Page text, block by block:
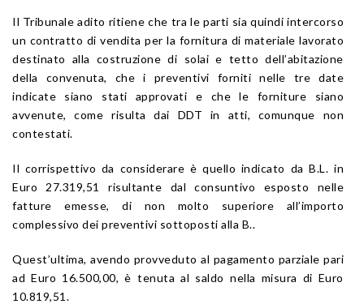
Il Tribunale adito ritiene che tra le parti sia quindi intercorso
un contratto di vendita per la fornitura di materiale lavorato
destinato alla costruzione di solai e tetto dell’abitazione
della convenuta, che i preventivi forniti nelle tre date
indicate siano stati approvati e che le forniture siano
avvenute, come risulta dai DDT in atti, comunque non
contestati.
Il corrispettivo da considerare è quello indicato da B.L. in
Euro 27.319,51 risultante dal consuntivo esposto nelle
fatture emesse, di non molto superiore all’importo
complessivo dei preventivi sottoposti alla B..
Quest’ultima, avendo provveduto al pagamento parziale pari
ad Euro 16.500,00, è tenuta al saldo nella misura di Euro
10.819,51.